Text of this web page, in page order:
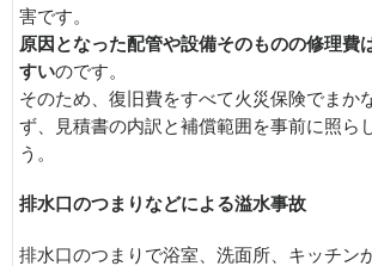
害です。
原因となった配管や設備そのものの修理費
すいのです。
そのため、復旧費をすべて火災保険でまか
ず、見積書の内訳と補償範囲を事前に照ら
う。
排水口のつまりなどによる溢水事故
排水口のつまりで浴室、洗面所、キッチン